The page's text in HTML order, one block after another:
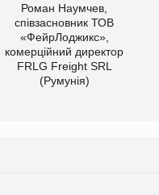
Роман Наумчев,
співзасновник ТОВ
«ФейрЛоджикс»,
комерційний директор
FRLG Freight SRL
(Румунія)